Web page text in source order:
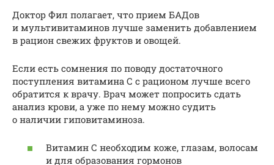
Доктор Фил полагает, что прием БАДов
и мультивитаминов лучше заменить добавлением
в рацион свежих фруктов и овощей.
Если есть сомнения по поводу достаточного
поступления витамина С с рационом лучше всего
обратится к врачу. Врач может попросить сдать
анализ крови, а уже по нему можно судить
о наличии гиповитаминоза.
Витамин С необходим коже, глазам, волосам
и для образования гормонов